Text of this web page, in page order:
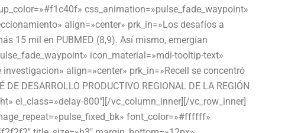
css_animation=»pulse_fade_waypoint»
align=»center» prk_in=»Los desafíos a
15 mil en PUBMED (8,9). Así mismo, emergían
icon_material=»mdi-tooltip-text»
align=»center» prk_in=»Recell se concentró
DESARROLLO PRODUCTIVO REGIONAL DE LA REGIÓN
el_class=»delay-800″][/vc_column_inner][/vc_row_inner]
font_color=»#ffffff»